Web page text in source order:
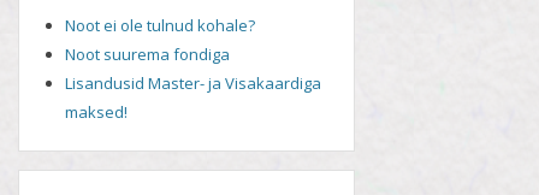
Noot ei ole tulnud kohale?
Noot suurema fondiga
Lisandusid Master- ja Visakaardiga
maksed!